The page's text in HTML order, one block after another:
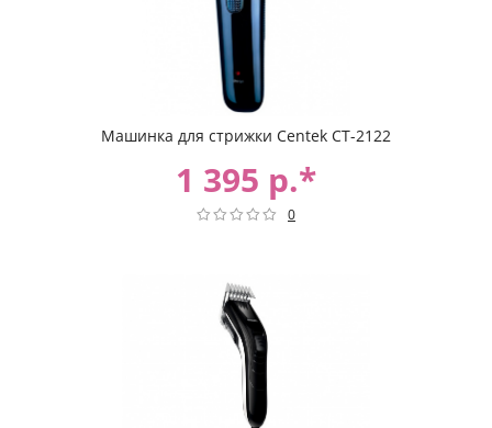
Машинка для стрижки Centek CT-2122
1 395 р.*
0